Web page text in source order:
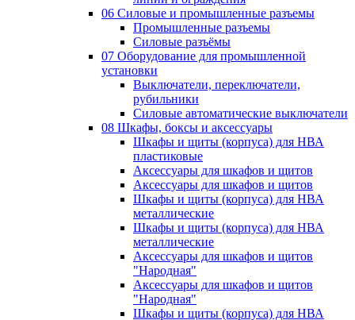
06 Силовые и промышленные разъемы
Промышленные разъемы
Силовые разъёмы
07 Оборудование для промышленной
установки
Выключатели, переключатели,
рубильники
Силовые автоматические выключатели
08 Шкафы, боксы и аксессуары
Шкафы и щиты (корпуса) для НВА
пластиковые
Аксессуары для шкафов и щитов
Аксессуары для шкафов и щитов
Шкафы и щиты (корпуса) для НВА
металлические
Шкафы и щиты (корпуса) для НВА
металлические
Аксессуары для шкафов и щитов
"Народная"
Аксессуары для шкафов и щитов
"Народная"
Шкафы и щиты (корпуса) для НВА